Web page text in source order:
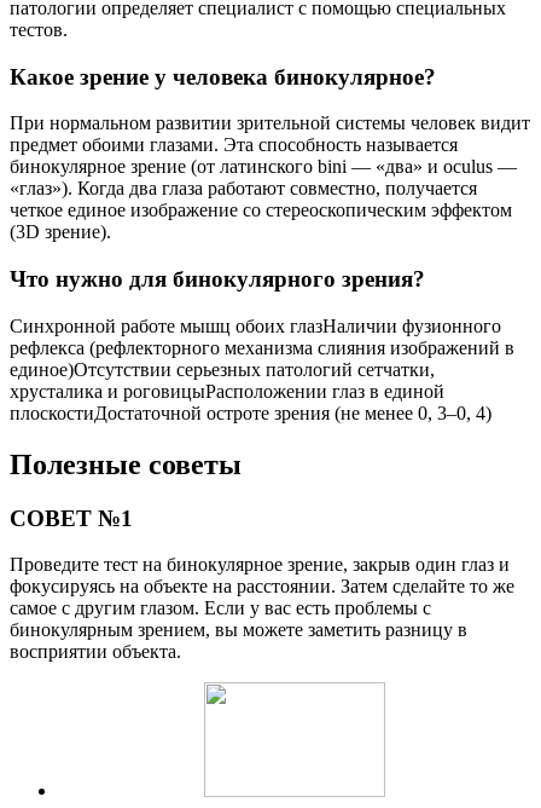
патологии определяет специалист с помощью специальных
тестов.
Какое зрение у человека бинокулярное?
При нормальном развитии зрительной системы человек видит
предмет обоими глазами. Эта способность называется
бинокулярное зрение (от латинского bini — «два» и oculus —
«глаз»). Когда два глаза работают совместно, получается
четкое единое изображение со стереоскопическим эффектом
(3D зрение).
Что нужно для бинокулярного зрения?
Синхронной работе мышц обоих глазНаличии фузионного
рефлекса (рефлекторного механизма слияния изображений в
единое)Отсутствии серьезных патологий сетчатки,
хрусталика и роговицыРасположении глаз в единой
плоскостиДостаточной остроте зрения (не менее 0, 3–0, 4)
Полезные советы
СОВЕТ №1
Проведите тест на бинокулярное зрение, закрыв один глаз и
фокусируясь на объекте на расстоянии. Затем сделайте то же
самое с другим глазом. Если у вас есть проблемы с
бинокулярным зрением, вы можете заметить разницу в
восприятии объекта.